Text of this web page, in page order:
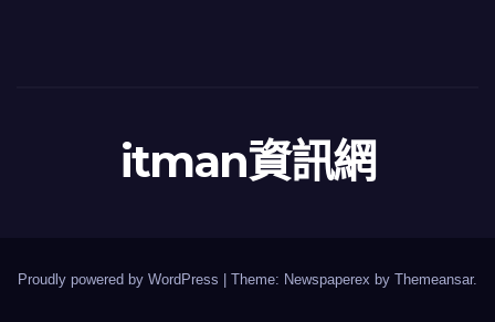
itman資訊網
Proudly powered by WordPress Theme: Newspaperex by Themeansar.